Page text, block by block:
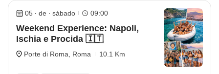
05 ‧ de ‧ sábado 09:00
Weekend Experience: Napoli,
Ischia e Procida 🇮🇹
Porte di Roma, Roma 10.1 Km